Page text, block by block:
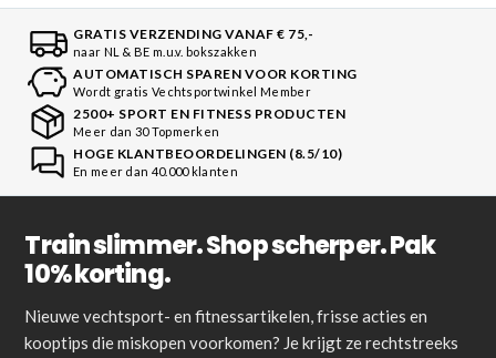
GRATIS VERZENDING VANAF € 75,-
naar NL & BE m.u.v. bokszakken
AUTOMATISCH SPAREN VOOR KORTING
Wordt gratis Vechtsportwinkel Member
2500+ SPORT EN FITNESS PRODUCTEN
Meer dan 30 Topmerken
HOGE KLANTBEOORDELINGEN (8.5/10)
En meer dan 40.000 klanten
Train slimmer. Shop scherper. Pak
10% korting.
Nieuwe vechtsport- en fitnessartikelen, frisse acties en
kooptips die miskopen voorkomen? Je krijgt ze rechtstreeks